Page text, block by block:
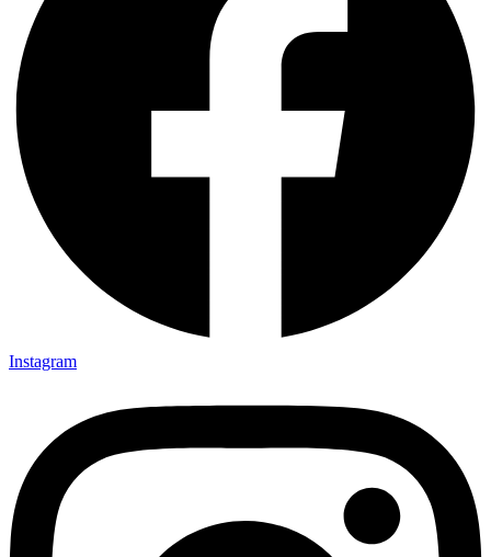
Instagram